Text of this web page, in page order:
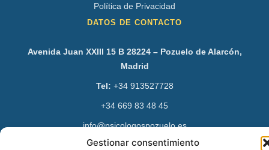
Gestionar consentimiento
Política de Privacidad
DATOS DE CONTACTO
Avenida Juan XXIII 15 B 28224 – Pozuelo de Alarcón,
Madrid
Tel: +34 913527728
+34 669 83 48 45
info@psicologospozuelo.es